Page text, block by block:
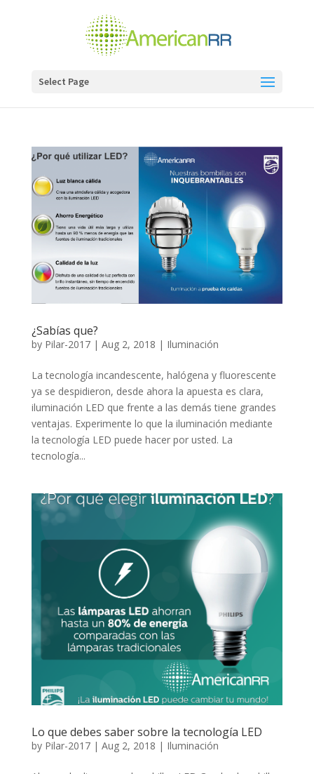
Select Page
¿Sabías que?
by Pilar-2017| Aug 2, 2018 | Iluminación
La tecnología incandescente, halógena y fluorescente
ya se despidieron, desde ahora la apuesta es clara,
iluminación LED que frente a las demás tiene grandes
ventajas. Experimente lo que la iluminación mediante
la tecnología LED puede hacer por usted. La
tecnología...
Lo que debes saber sobre la tecnología LED
by Pilar-2017| Aug 2, 2018 | Iluminación